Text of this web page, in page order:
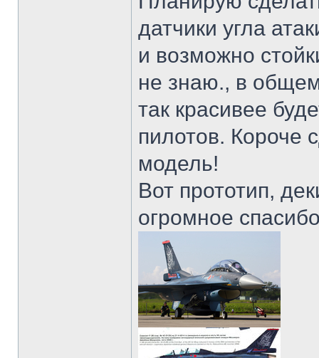
датчики угла
и возможно
не знаю., в
так красивее
пилотов. Короче
модель!
Вот прототип,
огромное